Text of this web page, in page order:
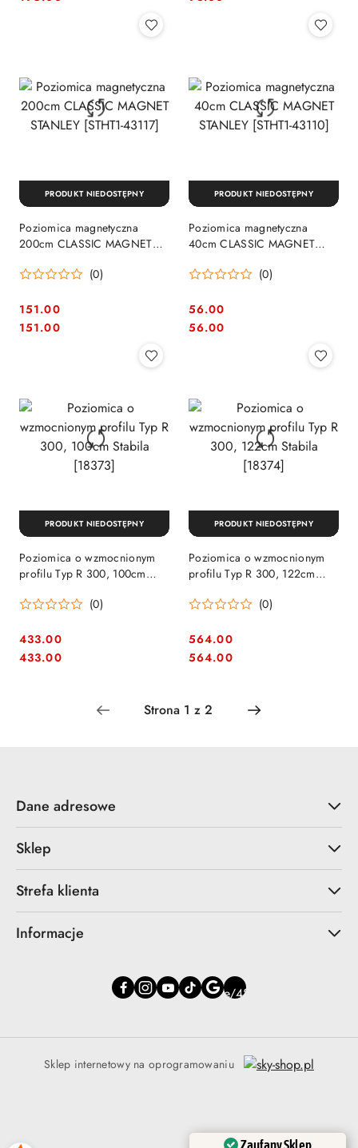
Poziomica magnetyczna
200cm CLASSIC MAGNET
(0)
Cena:
151.00
Cena:
151.00
PRODUKT NIEDOSTĘPNY
Poziomica magnetyczna
40cm CLASSIC MAGNET
(0)
Cena:
56.00
Cena:
56.00
PRODUKT NIEDOSTĘPNY
Poziomica o wzmocnionym
profilu Typ R 300, 100cm
(0)
Cena:
433.00
Cena:
433.00
PRODUKT NIEDOSTĘPNY
Poziomica o wzmocnionym
profilu Typ R 300, 122cm
(0)
Cena:
564.00
Cena:
564.00
PRODUKT NIEDOSTĘPNY
Dane adresowe
Sklep
Strefa klienta
Informacje
Sklep internetowy na oprogramowaniu
Zaufany Sklep